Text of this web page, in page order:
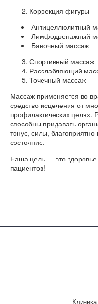
Коррекция фигуры
Антицеллюлитный
Лимфодренажный
Баночный массаж
Спортивный массаж
Расслабляющий
Точечный массаж
Массаж применяется во
средство исцеления от
профилактических целях.
способны придавать
тонус, силы,
состояние.
Наша цель — это
пациентов!